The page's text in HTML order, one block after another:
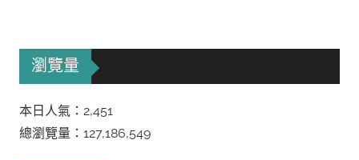
瀏覽量
本日人氣：2,451
總瀏覽量：127,186,549